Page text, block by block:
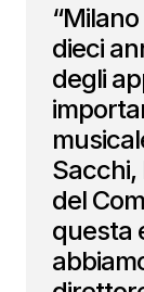
dieci
degli
Sacchi,
del
questa